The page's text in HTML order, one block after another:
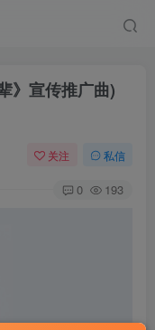
》宣传推广曲)
关注 私信
0 193